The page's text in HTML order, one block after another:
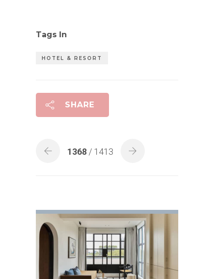
Tags In
HOTEL & RESORT
SHARE
1368 / 1413